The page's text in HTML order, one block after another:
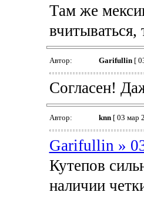
Там же
Автор: Garifullin[
Согласен!
Автор: knn[ 03 мар
Garifullin »
Кутепов
наличии